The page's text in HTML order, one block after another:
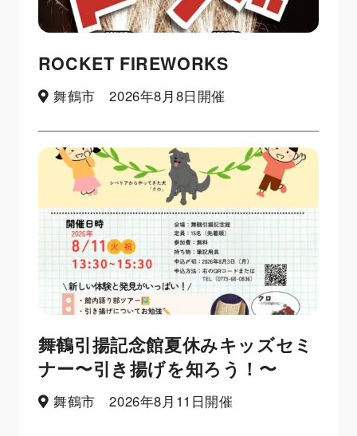
ROCKET FIREWORKS
舞鶴市 2026年8月8日開催
舞鶴引揚記念館夏休みキッズセミ
ナー〜引き揚げを知ろう！〜
舞鶴市 2026年8月11日開催